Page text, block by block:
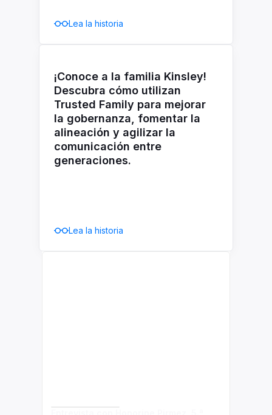
Lea la historia
¡Conoce a la familia Kinsley!
Descubra cómo utilizan
Trusted Family para mejorar
la gobernanza, fomentar la
alineación y agilizar la
comunicación entre
generaciones.
Lea la historia